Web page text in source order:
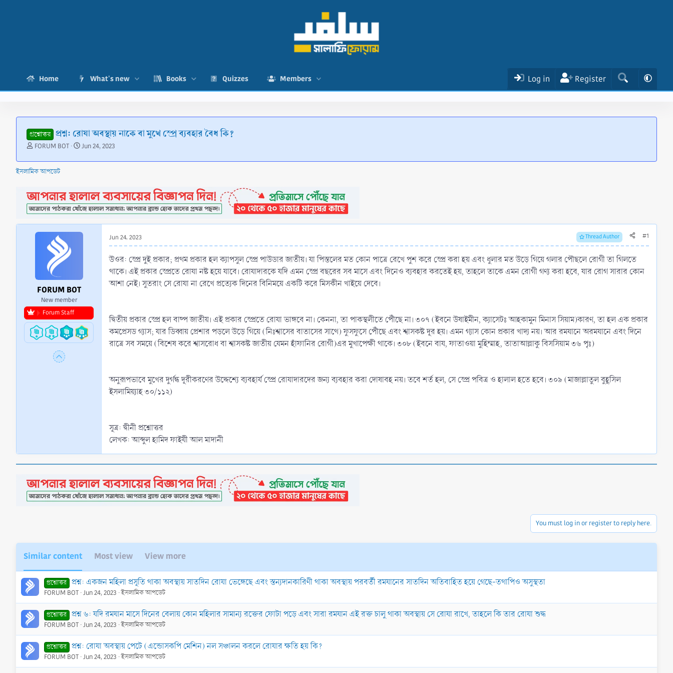
Home What's new Books Quizzes Members Log in Register
প্রশ্নোত্তর প্রশ্ন: রোযা অবস্থায় নাকে বা মুখে স্প্রে ব্যবহার বৈধ কি?
T
r
e
d
s
t
a
r
FORUM BOT
S
a
d
a
t
e
Jun 24, 2023
ইসলামিক আপডেট
FORUM BOT
New member
Forum Staff
Jun 24, 2023 Thread Author #1
উওর: স্প্রে দুই প্রকার; প্রথম প্রকার হল ক্যাপসুল স্প্রে পাউডার জাতীয়। যা পিস্তলের মত কোন পাত্রে রেখে পুশ করে স্প্রে করা হয় এবং ধুলার মত উড়ে গিয়ে গলার পৌছলে রোগী তা গিলতে
থাকে। এই প্রকার স্প্রেতে রোযা নষ্ট হয়ে যাবে। রোযাদারকে যদি এমন স্প্রে বছরের সব মাসে এবং দিনেও ব্যবহার করতেই হয়, তাহলে তাকে এমন রোগী গণ্য করা হবে, যার রোগ সারার কোন
আশা নেই। সুতরাং সে রোযা না রেখে প্রত্যেক দিনের বিনিময়ে একটি করে মিসকীন খাইয়ে দেবে।
দ্বিতীয় প্রকার স্প্রে হল বাষ্প জাতীয়। এই প্রকার স্প্রেতে রোযা ভাঙ্গবে না। কেননা, তা পাকস্থলীতে পৌঁছে না। ৩০৭ (ইবনে উষাইমীন, ক্যাসেটঃ আহকামুন মিনাস সিয়াম)কারণ, তা হল এক প্রকার
কমপ্রেসড গ্যাস; যার ডিব্বায় প্রেশার পড়লে উড়ে গিয়ে (নিঃশ্বাসের বাতাসের সাথে) ফুসফুসে পৌঁছে এবং শ্বাসকষ্ট দূর হয়। এমন গ্যাস কোন প্রকার খাদ্য নয়। আর রমযানে অরমযানে এবং দিনে
রাত্রে সব সময়ে (বিশেষ করে শ্বাসরোধ বা শ্বাসকষ্ট জাতীয় যেমন হাঁফানির রোগী)এর মুখাপেক্ষী থাকে। ৩০৮ (ইবনে বায, ফাতাওয়া মুহিম্মাহ, তাতাআল্লাকু বিসসিয়াম ৩৬ পৃঃ)
অনুরূপভাবে মুখের দুর্গন্ধ দূরীকরণের উদ্দেশ্যে ব্যবহার্য স্প্রে রোযাদারদের জন্য ব্যবহার করা দোষাবহ নয়। তবে শর্ত হল, সে স্প্রে পবিত্র ও হালাল হতে হবে। ৩০৯ (মাজাল্লাতুল বুহূসিল
ইসলামিয়্যাহ ৩০/১১২)
সূত্র: দ্বীনী প্রশ্নোত্তর
লেখক: আব্দুল হামিদ ফাইযী আল মাদানী
You must log in or register to reply here.
Similar content Most view View more
প্রশ্নোত্তর প্রশ্ন: একজন মহিলা প্রসূতি থাকা অবস্থায় সাতদিন রোযা ভেঙ্গেছে এবং স্তন্যদানকারিণী থাকা অবস্থায় পরবর্তী রমযানের সাতদিন অতিবাহিত হয়ে গেছে-তথাপিও অসুস্থতা
FORUM BOT Jun 24, 2023 ইসলামিক আপডেট
প্রশ্নোত্তর প্রশ্ন ৬: যদি রমযান মাসে দিনের বেলায় কোন মহিলার সামান্য রক্তের ফোটা পড়ে এবং সারা রমযান এই রক্ত চালু থাকা অবস্থায় সে রোযা রাখে, তাহলে কি তার রোযা শুদ্ধ
FORUM BOT Jun 24, 2023 ইসলামিক আপডেট
প্রশ্নোত্তর প্রশ্ন: রোযা অবস্থায় পেটে (এন্ডোসকপি মেশিন) নল সঞ্চালন করলে রোযার ক্ষতি হয় কি?
FORUM BOT Jun 24, 2023 ইসলামিক আপডেট